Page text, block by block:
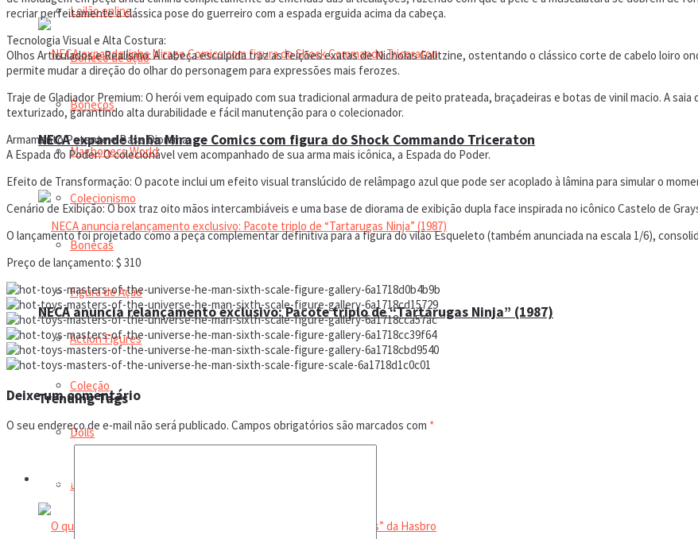
NECA expande linha Mirage Comics com figura do Shock Commando Triceraton
NECA anuncia relançamento exclusivo: Pacote triplo de “Tartarugas Ninja” (1987)
Trending Tags
Leilão online
Leilão online
Boneco de ação
Bonecos
Magbonecs World
Colecionismo
Bonecas
Figura de Ação
Action Figures
Coleção
Dolls
Manual do colecionador
recriar perfeitamente a clássica pose do guerreiro com a espada erguida acima da cabeça.
Tecnologia Visual e Alta Costura:
Olhos Articulados e Realismo: A cabeça esculpida traz as feições exatas de Nicholas Galitzine, ostentando o clássico corte de cabelo loiro
permite mudar a direção do olhar do personagem para expressões mais ferozes.
Traje de Gladiador Premium: O herói vem equipado com sua tradicional armadura de peito prateada, braçadeiras e botas de vinil macio. A
texturizado, garantindo alta durabilidade e fácil manutenção para o colecionador.
Armamento Potente e Base Diorama:
A Espada do Poder: O colecionável vem acompanhado de sua arma mais icônica, a Espada do Poder.
Efeito de Transformação: O pacote inclui um efeito visual translúcido de relâmpago azul que pode ser acoplado à lâmina para simular o
Cenário de Exibição: O box traz oito mãos intercambiáveis e uma base de diorama de exibição dupla face inspirada no icônico Castelo de
O lançamento foi projetado como a peça complementar definitiva para a figura do vilão Esqueleto (também anunciada na escala 1/6),
Preço de lançamento: $ 310
Deixe um comentário
O seu endereço de e-mail não será publicado. Campos obrigatórios são marcados com *